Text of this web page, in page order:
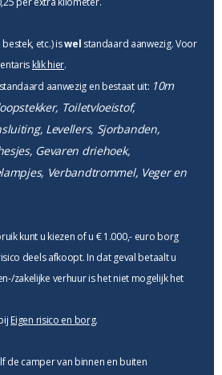
etc.) iswel standaard aanwezig. Voor
klik hier.
standaard aanwezig en bestaat uit: 10m
Toiletvloeistof,
Levellers, Sjorbanden,
Gevaren driehoek,
Verbandtrommel, Veger en
kunt u kiezen of u € 1.000,- euro borg
deels afkoopt. In dat geval betaalt u
zakelijke verhuur is het niet mogelijk het
Eigen risico en borg.
de camper van binnen en buiten